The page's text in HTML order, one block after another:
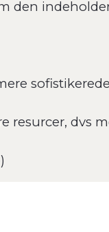
den
resurcer, dvs